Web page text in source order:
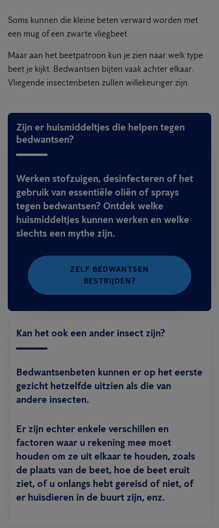
Soms kunnen die kleine beten verward worden met
een mug of een zwarte vliegbeet.
Maar aan het beetpatroon kun je zien naar welk type
beet je kijkt. Bedwantsen bijten vaak achter elkaar.
Vliegende insectenbeten zullen willekeuriger zijn.
Zijn er huismiddeltjes die helpen tegen
bedwantsen?
Werken stofzuigen, desinfecteren of het
gebruik van essentiële oliën of sprays
tegen bedwantsen? Ontdek welke
huismiddeltjes kunnen werken en welke
slechts een mythe zijn.
ZELF BEDWANTSEN
BESTRIJDEN?
Kan het ook een ander insect zijn?
Bedwantsenbeten kunnen er op het eerste
gezicht hetzelfde uitzien als die van
andere insecten.
Er zijn echter enkele verschillen en
factoren waar u rekening mee moet
houden om ze uit elkaar te houden, zoals
de plaats van de beet, hoe de beet eruit
ziet, of u onlangs hebt gereisd of niet, of
er huisdieren in de buurt zijn, enz.